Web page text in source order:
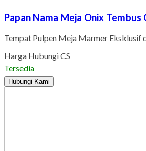
Papan Nama Meja Onix
Tempat Pulpen Meja Marmer Eksklusif
Harga Hubungi CS
Tersedia
Hubungi Kami